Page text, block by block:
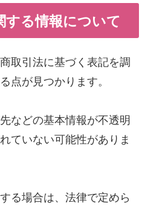
する情報について
取引法に基づく表記を調
点が見つかります。
などの基本情報が不透明
ていない可能性がありま
る場合は、法律で定めら